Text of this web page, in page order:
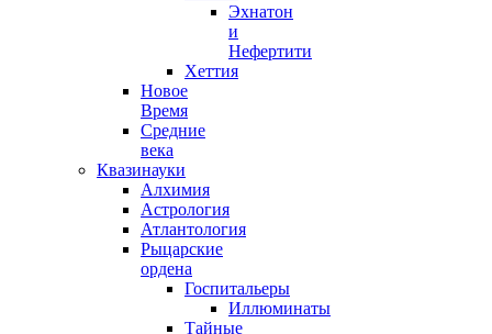
Эхнатон
и
Нефертити
Хеттия
Новое
Время
Средние
века
Квазинауки
Алхимия
Астрология
Атлантология
Рыцарские
ордена
Госпитальеры
Иллюминаты
Тайные